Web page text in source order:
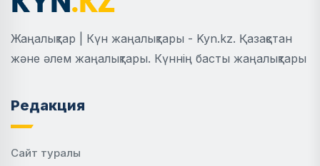
Жаңалықтар | Күн жаңалықтары - Kyn.kz. Қазақстан
және әлем жаңалықтары. Күннің басты жаңалықтары
Редакция
Сайт туралы